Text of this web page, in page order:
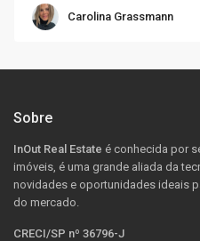
Carolina Grassmann
Sobre
InOut Real Estate é conhecida por
imóveis, é uma grande aliada da
novidades e oportunidades ideais
do mercado.
CRECI/SP nº 36796-J